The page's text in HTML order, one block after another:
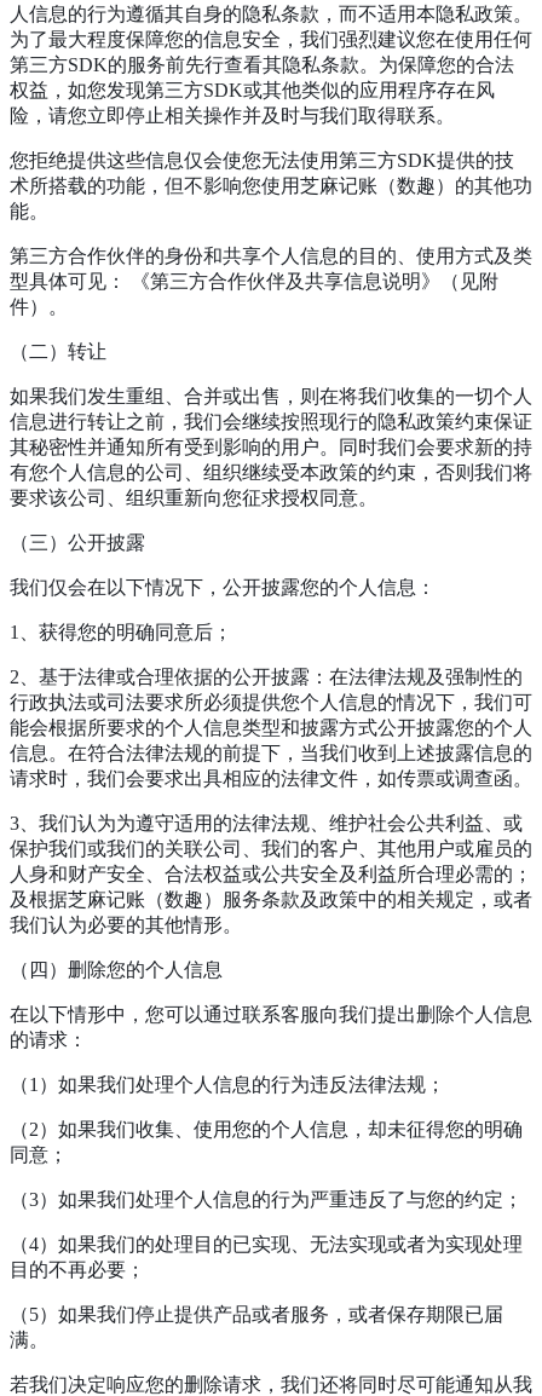
人信息的行为遵循其自身的隐私条款，而不适用本隐私政策。
为了最大程度保障您的信息安全，我们强烈建议您在使用任何
第三方SDK的服务前先行查看其隐私条款。为保障您的合法
权益，如您发现第三方SDK或其他类似的应用程序存在风
险，请您立即停止相关操作并及时与我们取得联系。
您拒绝提供这些信息仅会使您无法使用第三方SDK提供的技
术所搭载的功能，但不影响您使用芝麻记账（数趣）的其他功
能。
第三方合作伙伴的身份和共享个人信息的目的、使用方式及类
型具体可见： 《第三方合作伙伴及共享信息说明》（见附
件）。
（二）转让
如果我们发生重组、合并或出售，则在将我们收集的一切个人
信息进行转让之前，我们会继续按照现行的隐私政策约束保证
其秘密性并通知所有受到影响的用户。同时我们会要求新的持
有您个人信息的公司、组织继续受本政策的约束，否则我们将
要求该公司、组织重新向您征求授权同意。
（三）公开披露
我们仅会在以下情况下，公开披露您的个人信息：
1、获得您的明确同意后；
2、基于法律或合理依据的公开披露：在法律法规及强制性的
行政执法或司法要求所必须提供您个人信息的情况下，我们可
能会根据所要求的个人信息类型和披露方式公开披露您的个人
信息。在符合法律法规的前提下，当我们收到上述披露信息的
请求时，我们会要求出具相应的法律文件，如传票或调查函。
3、我们认为为遵守适用的法律法规、维护社会公共利益、或
保护我们或我们的关联公司、我们的客户、其他用户或雇员的
人身和财产安全、合法权益或公共安全及利益所合理必需的；
及根据芝麻记账（数趣）服务条款及政策中的相关规定，或者
我们认为必要的其他情形。
（四）删除您的个人信息
在以下情形中，您可以通过联系客服向我们提出删除个人信息
的请求：
（1）如果我们处理个人信息的行为违反法律法规；
（2）如果我们收集、使用您的个人信息，却未征得您的明确
同意；
（3）如果我们处理个人信息的行为严重违反了与您的约定；
（4）如果我们的处理目的已实现、无法实现或者为实现处理
目的不再必要；
（5）如果我们停止提供产品或者服务，或者保存期限已届
满。
若我们决定响应您的删除请求，我们还将同时尽可能通知从我